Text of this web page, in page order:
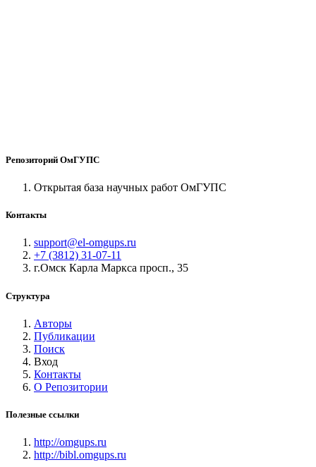
Репозиторий ОмГУПС
Открытая база научных работ ОмГУПС
Контакты
support@el-omgups.ru
+7 (3812) 31-07-11
г.Омск Карла Маркса просп., 35
Структура
Авторы
Публикации
Поиск
Вход
Контакты
О Репозитории
Полезные ссылки
http://omgups.ru
http://bibl.omgups.ru